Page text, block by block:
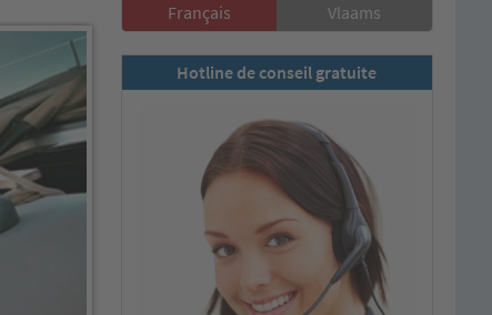
Français
Vlaams
Hotline de conseil gratuite